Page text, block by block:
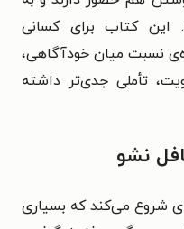
کتاب برای کسانی
نسبت میان خودآگاهی،
تأملی جدی‌تر داشته
نشو
شروع می‌کند که بسیاری